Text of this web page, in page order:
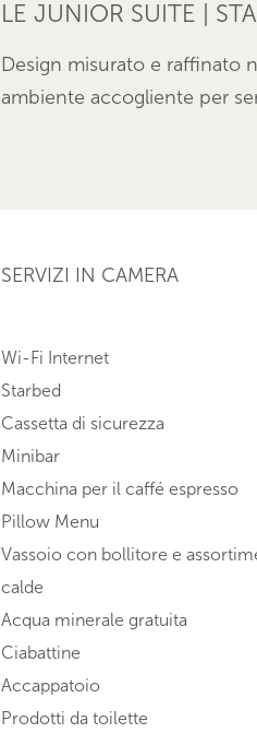
LE JUNIOR SUITE |
Design misurato e raffinato
ambiente accogliente per
SERVIZI IN CAMERA
Wi-Fi Internet
Starbed
Cassetta di sicurezza
Minibar
Macchina per il caffé espresso
Pillow Menu
Vassoio con bollitore e
calde
Acqua minerale gratuita
Ciabattine
Accappatoio
Prodotti da toilette